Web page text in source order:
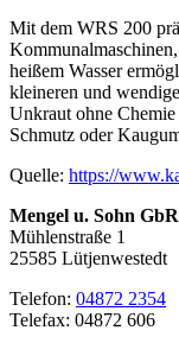
Mit dem WRS 200
heißem Wasser
kleineren und
Unkraut ohne
Schmutz oder
Quelle: https://
Mengel u. Sohn GbR
Mühlenstraße 1
25585 Lütjenwestedt
Telefon: 04872 2354
Telefax: 04872 606